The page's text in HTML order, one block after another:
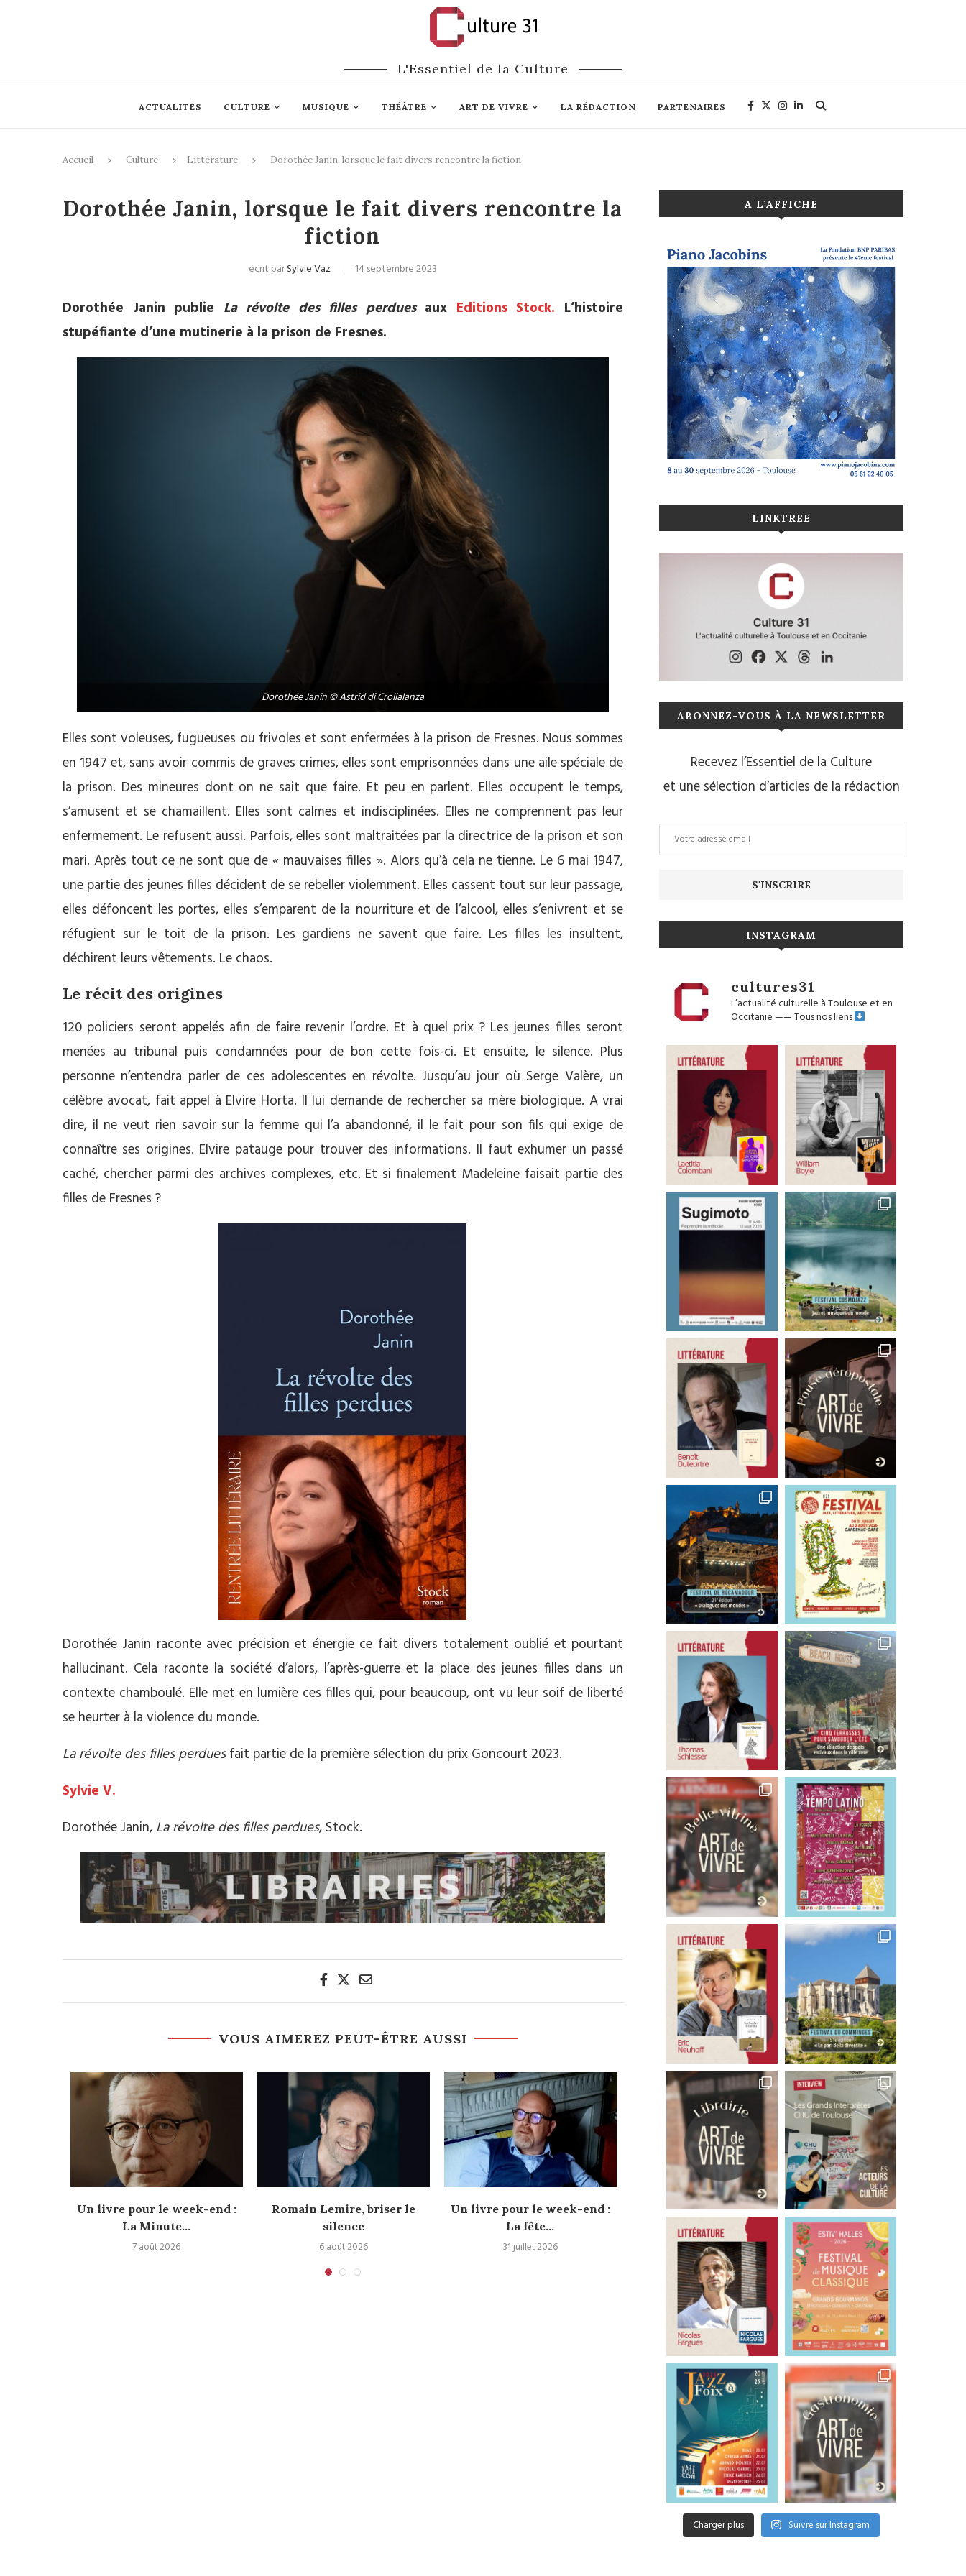
L'Essentiel de la Culture
ACTUALITÉS CULTURE MUSIQUE THÉÂTRE ART DE VIVRE LA RÉDACTION PARTENAIRES
Accueil Culture Littérature Dorothée Janin, lorsque le fait divers rencontre la fiction
Dorothée Janin, lorsque le fait divers rencontre la
fiction
écrit parSylvie Vaz 14 septembre 2023
Dorothée Janin publie La révolte des filles perduesaux Editions Stock. L’histoire
stupéfiante d’une mutinerie à la prison de Fresnes.
Dorothée Janin © Astrid di Crollalanza
Elles sont voleuses, fugueuses ou frivoles et sont enfermées à la prison de Fresnes. Nous sommes
en 1947 et, sans avoir commis de graves crimes, elles sont emprisonnées dans une aile spéciale de
la prison. Des mineures dont on ne sait que faire. Et peu en parlent. Elles occupent le temps,
s’amusent et se chamaillent. Elles sont calmes et indisciplinées. Elles ne comprennent pas leur
enfermement. Le refusent aussi. Parfois, elles sont maltraitées par la directrice de la prison et son
mari. Après tout ce ne sont que de « mauvaises filles ». Alors qu’à cela ne tienne. Le 6 mai 1947,
une partie des jeunes filles décident de se rebeller violemment. Elles cassent tout sur leur passage,
elles défoncent les portes, elles s’emparent de la nourriture et de l’alcool, elles s’enivrent et se
réfugient sur le toit de la prison. Les gardiens ne savent que faire. Les filles les insultent,
déchirent leurs vêtements. Le chaos.
Le récit des origines
120 policiers seront appelés afin de faire revenir l’ordre. Et à quel prix ? Les jeunes filles seront
menées au tribunal puis condamnées pour de bon cette fois-ci. Et ensuite, le silence. Plus
personne n’entendra parler de ces adolescentes en révolte. Jusqu’au jour où Serge Valère, un
célèbre avocat, fait appel à Elvire Horta. Il lui demande de rechercher sa mère biologique. A vrai
dire, il ne veut rien savoir sur la femme qui l’a abandonné, il le fait pour son fils qui exige de
connaître ses origines. Elvire patauge pour trouver des informations. Il faut exhumer un passé
caché, chercher parmi des archives complexes, etc. Et si finalement Madeleine faisait partie des
filles de Fresnes ?
Dorothée Janin raconte avec précision et énergie ce fait divers totalement oublié et pourtant
hallucinant. Cela raconte la société d’alors, l’après-guerre et la place des jeunes filles dans un
contexte chamboulé. Elle met en lumière ces filles qui, pour beaucoup, ont vu leur soif de liberté
se heurter à la violence du monde.
La révolte des filles perduesfait partie de la première sélection du prix Goncourt 2023.
Sylvie V.
Dorothée Janin, La révolte des filles perdues, Stock.
VOUS AIMEREZ PEUT-ÊTRE AUSSI
Un livre pour le week-end :
La Minute...
7 août 2026
Romain Lemire, briser le
silence
6 août 2026
Un livre pour le week-end :
La fête...
31 juillet 2026
Laetitia Colombani, un
combat pour toutes
30 juillet 2026
Sylvie Bagur, Le
l’exécution anticipée
28 juillet 2026
A L’AFFICHE
LINKTREE
ABONNEZ-VOUS À LA NEWSLETTER
Recevez l’Essentiel de la Culture
et une sélection d’articles de la rédaction
INSTAGRAM
cultures31
L’actualité culturelle à Toulouse et en
Occitanie——Tous nos liens
Charger plus Suivre sur Instagram